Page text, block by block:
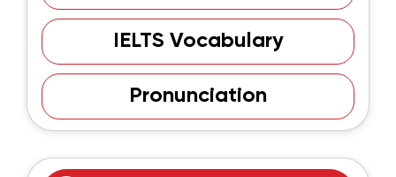
IELTS Vocabulary
Pronunciation